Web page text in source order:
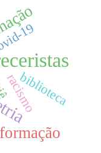
racismo
biblioteca
19